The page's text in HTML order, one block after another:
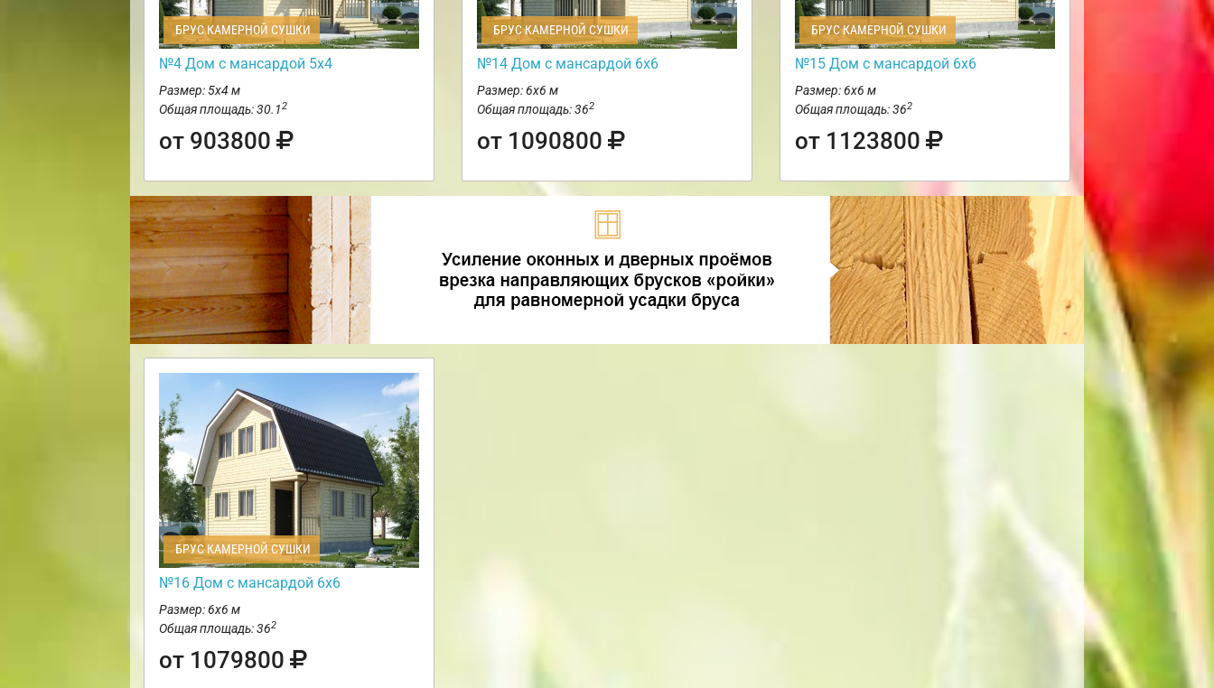
БРУС КАМЕРНОЙ СУШКИ
№4 Дом с мансардой 5х4
Размер: 5х4 м
Общая площадь: 30.12
от 903800
БРУС КАМЕРНОЙ СУШКИ
№14 Дом с мансардой 6х6
Размер: 6х6 м
Общая площадь: 362
от 1090800
БРУС КАМЕРНОЙ СУШКИ
№15 Дом с мансардой 6х6
Размер: 6х6 м
Общая площадь: 362
от 1123800
БРУС КАМЕРНОЙ СУШКИ
№16 Дом с мансардой 6х6
Размер: 6х6 м
Общая площадь: 362
от 1079800